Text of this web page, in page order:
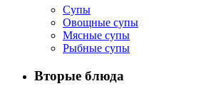
Супы
Овощные супы
Мясные супы
Рыбные супы
Вторые блюда